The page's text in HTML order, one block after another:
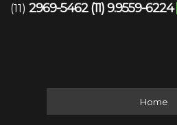
(11) 2969-5462 (11) 9.9559-6224
Home